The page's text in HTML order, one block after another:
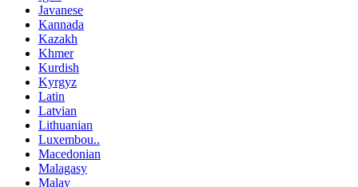
Javanese
Kannada
Kazakh
Khmer
Kurdish
Kyrgyz
Latin
Latvian
Lithuanian
Luxembou..
Macedonian
Malagasy
Malay